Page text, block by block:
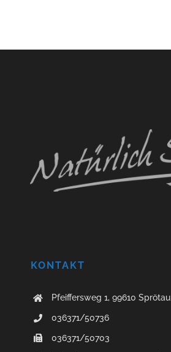
KONTAKT
Pfeiffersweg 1, 99610 Sprötau
036371/50736
036371/50703